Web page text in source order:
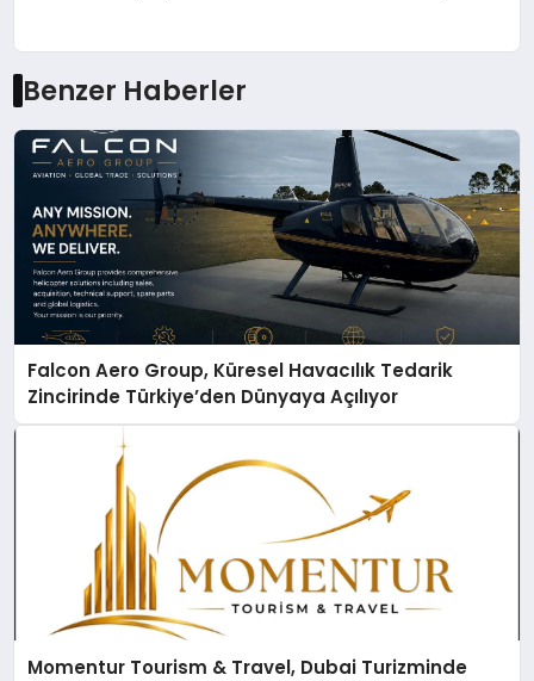
Benzer Haberler
Falcon Aero Group, Küresel Havacılık Tedarik
Zincirinde Türkiye’den Dünyaya Açılıyor
Momentur Tourism & Travel, Dubai Turizminde